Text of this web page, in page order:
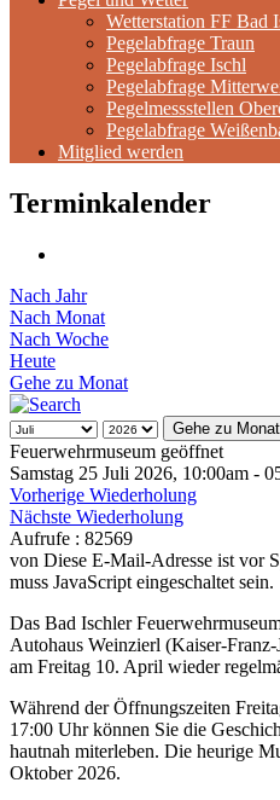
Wetterstation FF Bad
Pegelabfrage Traun
Pegelabfrage Ischl
Pegelabfrage
Pegelmessstellen
Pegelabfrage
Mitglied werden
Terminkalender
Nach Jahr
Nach Monat
Nach Woche
Heute
Gehe zu Monat
Gehe zu Monat
Feuerwehrmuseum geöffnet
Samstag 25 Juli 2026, 10:00am -
Vorherige Wiederholung
Nächste Wiederholung
Aufrufe : 82569
von Diese E-Mail-Adresse ist vor
muss JavaScript eingeschaltet sein.
Das Bad Ischler
Autohaus Weinzierl (Kaiser-
am Freitag 10. April wieder
Während der Öffnungszeiten
17:00 Uhr können Sie die
hautnah miterleben. Die heurige
Oktober 2026.